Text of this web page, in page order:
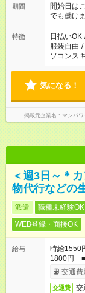
ん ※法令
となりま
短時間・
期間
開始日は
でも働け
特徴 日払いOK
服装自由 /
ソコンス
気になる！
掲載元企業名 マンパ
＜週3日～＊
物代行などの
派遣 職種未経験OK
WEB登録・面接OK
給与
時給1550
1800円 ■
交通費
交通費
交